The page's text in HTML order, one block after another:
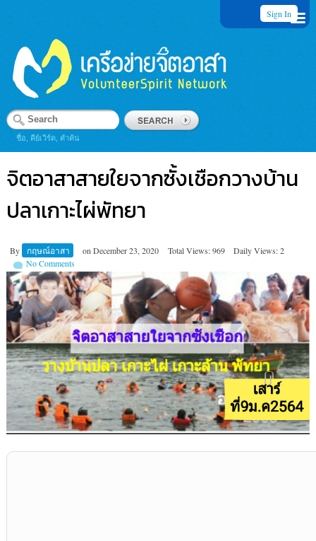
Sign In
ชื่อ, คีย์เวิร์ด, คำค้น
จิตอาสาสายใยจากซั้งเชือกวางบ้าน
ปลาเกาะไผ่พัทยา
By กฤษณ์อาสา on December 23, 2020 Total Views: 969
Daily Views: 2
No Comments